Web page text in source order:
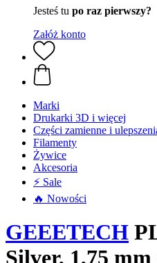
Jesteś tu po raz pierwszy?
Załóż konto
Marki
Drukarki 3D i więcej
Części zamienne i
Filamenty
Żywice
Akcesoria
⚡ Sale
🔥 Nowości
GEEETECH
Silver, 1,75 mm